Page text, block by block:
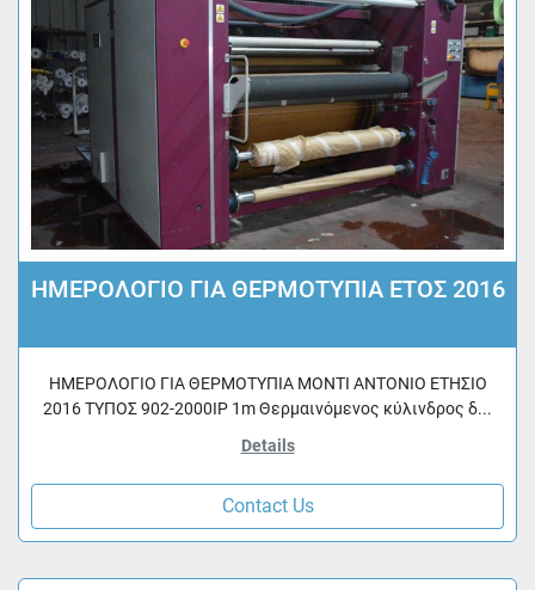
ΗΜΕΡΟΛΟΓΙΟ ΓΙΑ ΘΕΡΜΟΤΥΠΙΑ ΕΤΟΣ 2016
ΗΜΕΡΟΛΟΓΙΟ ΓΙΑ ΘΕΡΜΟΤΥΠΙΑ ΜΟΝΤΙ ΑΝΤΟΝΙΟ ΕΤΗΣΙΟ
2016 ΤΥΠΟΣ 902-2000IP 1m Θερμαινόμενος κύλινδρος δ...
Details
Contact Us